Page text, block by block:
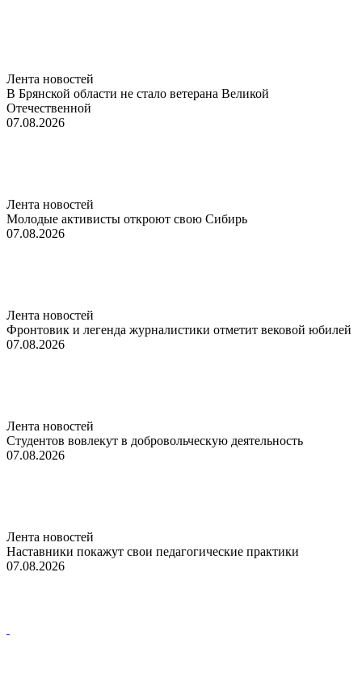
Лента новостей
В Брянской области не стало ветерана Великой
Отечественной
07.08.2026
Лента новостей
Молодые активисты откроют свою Сибирь
07.08.2026
Лента новостей
Фронтовик и легенда журналистики отметит вековой юбилей
07.08.2026
Лента новостей
Студентов вовлекут в добровольческую деятельность
07.08.2026
Лента новостей
Наставники покажут свои педагогические практики
07.08.2026